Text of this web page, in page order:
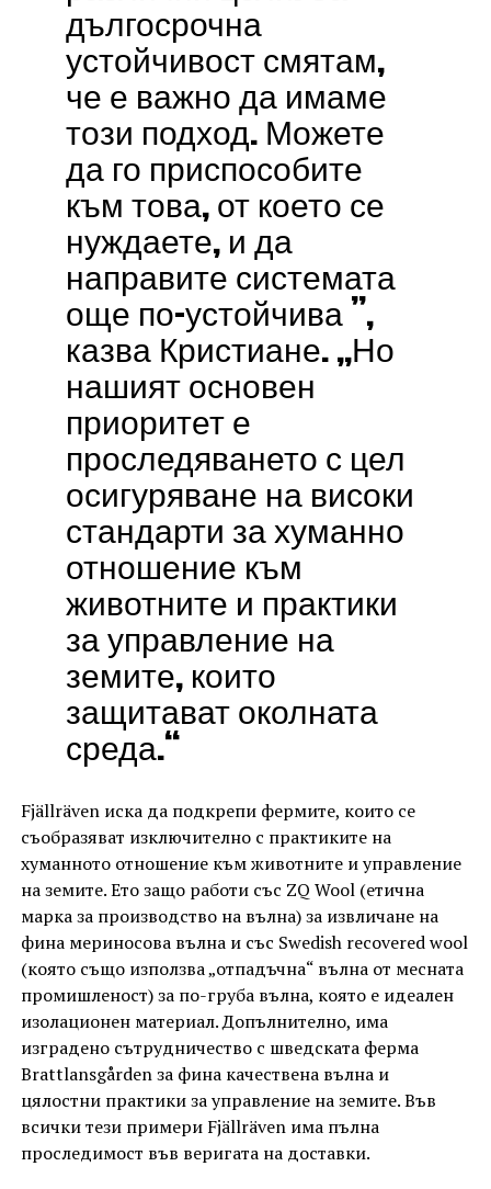
дългосрочна
устойчивост смятам,
че е важно да имаме
този подход. Можете
да го приспособите
към това, от което се
нуждаете, и да
направите системата
още по-устойчива ”,
казва Кристиане. „Но
нашият основен
приоритет е
проследяването с цел
осигуряване на високи
стандарти за хуманно
отношение към
животните и практики
за управление на
земите, които
защитават околната
среда.“
Fjällräven иска да подкрепи фермите, които се
съобразяват изключително с практиките на
хуманното отношение към животните и управление
на земите. Ето защо работи със ZQ Wool (етична
марка за производство на вълна) за извличане на
фина мериносова вълна и със Swedish recovered wool
(която също използва „отпадъчна“ вълна от месната
промишленост) за по-груба вълна, която е идеален
изолационен материал. Допълнително, има
изградено сътрудничество с шведската ферма
Brattlansgården за фина качествена вълна и
цялостни практики за управление на земите. Във
всички тези примери Fjällräven има пълна
проследимост във веригата на доставки.